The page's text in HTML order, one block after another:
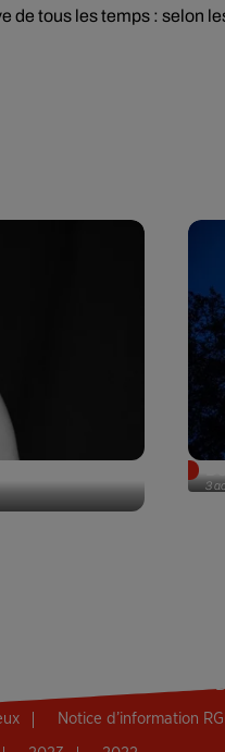
de tous les temps : selon
3
Notice d’information